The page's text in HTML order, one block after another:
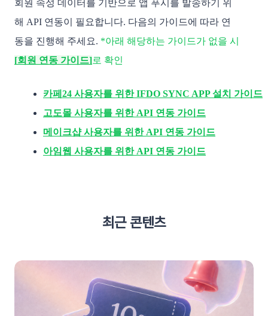
회원 속성 데이터를 기반으로 앱 푸시를 발송하기 위
해 API 연동이 필요합니다. 다음의 가이드에 따라 연
동을 진행해 주세요. *아래 해당하는 가이드가 없을 시
[회원 연동 가이드]로 확인
카페24 사용자를 위한 IFDO SYNC APP 설치 가이드
고도몰 사용자를 위한 API 연동 가이드
메이크샵 사용자를 위한 API 연동 가이드
아임웹 사용자를 위한 API 연동 가이드
최근 콘텐츠